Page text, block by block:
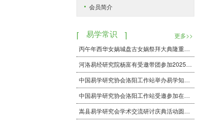
会员简介
更多>>
易学常识
丙午年西华女娲城盘古女娲祭拜大典隆重举行
河洛易经研究院杨富有受邀带团参加2025年7月，在北京举办的中华传统文化寻根之旅座谈会，本次活动圆满成功！
中国易学研究协会洛阳工作站举办易学知识分享活动
中国易学研究协会洛阳工作站受邀参加在洛书出书处劲德堪扬立牌议式
嵩县易学研究会学术交流研讨庆典活动圆满成功